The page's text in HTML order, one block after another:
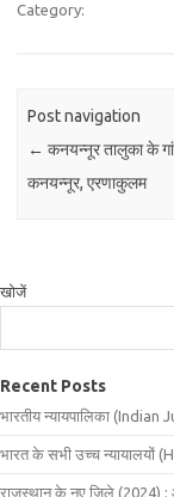
Category:
Post navigation
← कनयन्नूर तालुका के
कनयन्नूर, एरणाकुलम
खोजें
Recent Posts
भारतीय न्यायपालिका (Indian
भारत के सभी उच्च न्यायालयों
राजस्थान के नए जिले (2024) :